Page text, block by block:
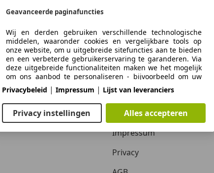
Zakelijk
Adverteren autobedrijven
Inloggen autobedrijven
Autobedrijven in Nederland
Over ons
Over ons / Contact
Adverteren
Vacatures
Impressum
Privacy
Geavanceerde paginafuncties
Wij en derden gebruiken verschillende technologische
middelen, waaronder cookies en vergelijkbare tools op
onze website, om u uitgebreide sitefuncties aan te bieden
en een verbeterde gebruikerservaring te garanderen. Via
deze uitgebreide functionaliteiten maken we het mogelijk
om ons aanbod te personaliseren - bijvoorbeeld om uw
zoekopdrachten bij een later bezoek voort te zetten, om u
geschikte aanbiedingen in uw regio te tonen of om
gepersonaliseerde advertenties en berichten te
verstrekken en te evalueren. Wij slaan uw e-mailadres
lokaal op wanneer u dit opgeeft voor opgeslagen
de prijsbeoordeling. Dit vergemakkelijkt het gebruik van
hoeft in te voeren. Met uw toestemming wordt op gebruik
Privacybeleid | Impressum | Lijst van leveranciers
Privacy instellingen Alles accepteren